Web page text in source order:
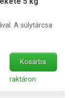
A súlytárcsa
Kosárba
raktáron